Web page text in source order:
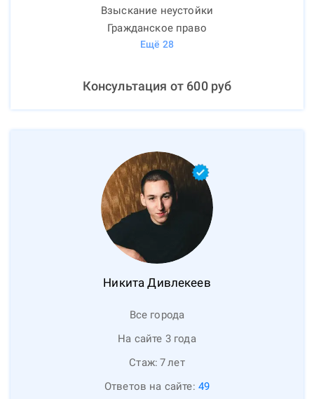
Взыскание неустойки
Гражданское право
Ещё 28
Консультация от 600руб
Никита Дивлекеев
Все города
На сайте 3 года
Стаж: 7лет
Ответов на сайте: 49